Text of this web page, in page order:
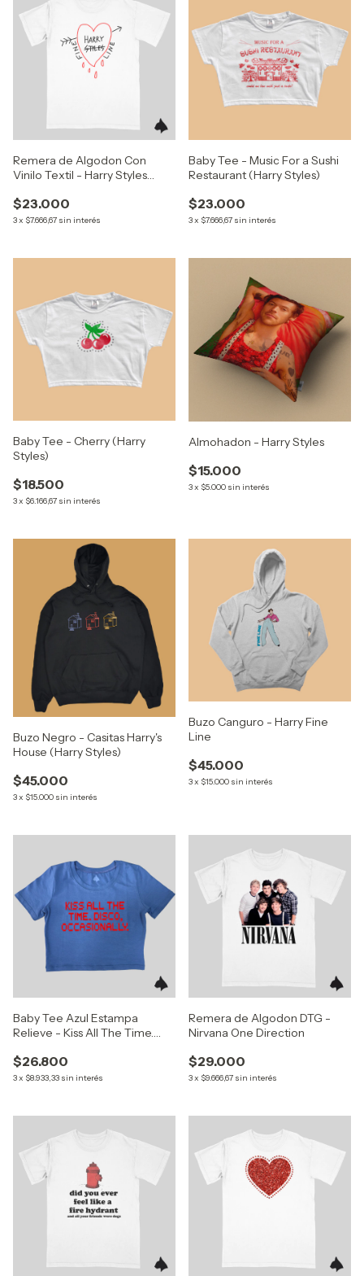
Remera de Algodon Con
Vinilo Textil - Harry Styles
$23.000
3x $7.666,67 sin interés
Baby Tee - Music For a Sushi
Restaurant (Harry Styles)
$23.000
3x $7.666,67 sin interés
Baby Tee - Cherry (Harry
Styles)
$18.500
3x $6.166,67 sin interés
Almohadon - Harry Styles
$15.000
3x $5.000 sin interés
Buzo Negro - Casitas Harry's
House (Harry Styles)
$45.000
3x $15.000 sin interés
Buzo Canguro - Harry Fine
Line
$45.000
3x $15.000 sin interés
Baby Tee Azul Estampa
Relieve - Kiss All The Time.
Styles)
$26.800
3x $8.933,33 sin interés
Remera de Algodon DTG -
Nirvana One Direction
$29.000
3x $9.666,67 sin interés